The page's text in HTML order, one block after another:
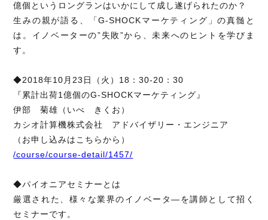
億個というロングランはいかにして成し遂げられたのか？
生みの親が語る、「G-SHOCKマーケティング」の真髄と
は。イノベーターの”失敗”から、未来へのヒントを学びま
す。
◆2018年10月23日（火）18：30-20：30
『累計出荷1億個のG-SHOCKマーケティング』
伊部 菊雄（いべ きくお）
カシオ計算機株式会社 アドバイザリー・エンジニア
（お申し込みはこちらから）
/course/course-detail/1457/
◆パイオニアセミナーとは
厳選された、様々な業界のイノベータ―を講師として招く
セミナーです。